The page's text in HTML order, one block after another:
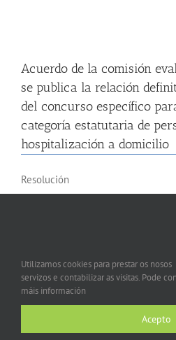
Acuerdo de la comisión
se publica la relación
del concurso específico
categoría estatutaria de
hospitalización a domicilio
Resolución
lista provisional de
para la provisión de un
de formación de técnicos
de enfermería
Utilizamos cookies para prestar os nosos
servizos e contabilizar as visitas. Pode
máis información
Acepto